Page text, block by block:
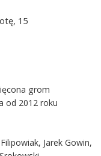
15
grom
od 2012 roku
Jarek Gowin,